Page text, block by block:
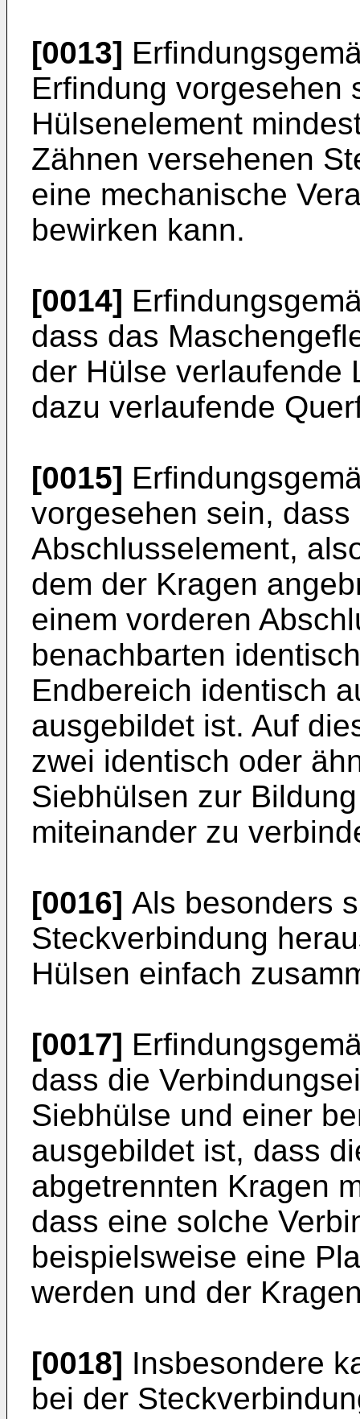
[0013]
Erfindung vorgesehen
Hülsenelement
Zähnen versehenen
eine mechanische
bewirken kann.
[0014]
dass das
der Hülse verlaufende
dazu verlaufende
[0015]
vorgesehen sein,
Abschlusselement,
dem der Kragen
einem vorderen
benachbarten
Endbereich identisch
ausgebildet ist. Auf
zwei identisch oder
Siebhülsen zur
miteinander zu
[0016] Als besonders
Steckverbindung
Hülsen einfach
[0017]
dass die
Siebhülse und einer
ausgebildet ist, dass
abgetrennten Kragen
dass eine solche
beispielsweise eine
werden und der
[0018] Insbesondere
bei der